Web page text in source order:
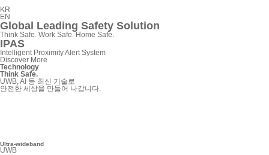
KR
EN
Global Leading Safety Solution
Think Safe. Work Safe. Home Safe.
IPAS
Intelligent Proximity Alert System
Discover More
Technology
Think Safe.
UWB, AI 등 최신 기술로
안전한 세상을 만들어 나갑니다.
Ultra-wideband
UWB